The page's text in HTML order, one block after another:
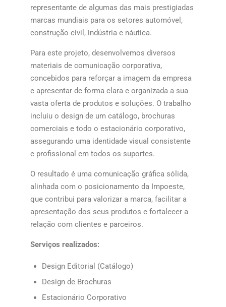
representante de algumas das mais prestigiadas
marcas mundiais para os setores automóvel,
construção civil, indústria e náutica.
Para este projeto, desenvolvemos diversos
materiais de comunicação corporativa,
concebidos para reforçar a imagem da empresa
e apresentar de forma clara e organizada a sua
vasta oferta de produtos e soluções. O trabalho
incluiu o design de um catálogo, brochuras
comerciais e todo o estacionário corporativo,
assegurando uma identidade visual consistente
e profissional em todos os suportes.
O resultado é uma comunicação gráfica sólida,
alinhada com o posicionamento da Impoeste,
que contribui para valorizar a marca, facilitar a
apresentação dos seus produtos e fortalecer a
relação com clientes e parceiros.
Serviços realizados:
Design Editorial (Catálogo)
Design de Brochuras
Estacionário Corporativo